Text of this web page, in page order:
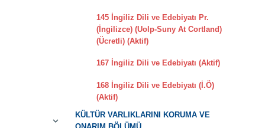
145 İngiliz Dili ve Edebiyatı Pr.
(İngilizce) (Uolp-Suny At Cortland)
(Ücretli) (Aktif)
167 İngiliz Dili ve Edebiyatı (Aktif)
168 İngiliz Dili ve Edebiyatı (İ.Ö)
(Aktif)
KÜLTÜR VARLIKLARINI KORUMA VE